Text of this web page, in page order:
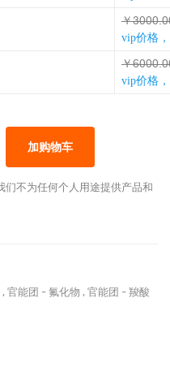
￥
vip价格
￥
vip价格
加购物车
们不为任何个人用途提供产品和
, 官能团 - 氟化物 , 官能团 - 羧酸